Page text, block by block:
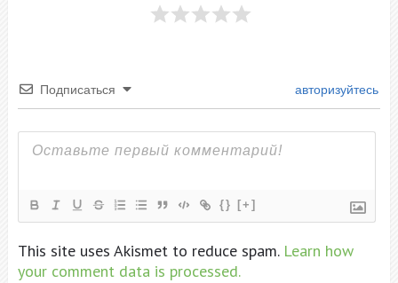
Подписаться авторизуйтесь
{} [+]
This site uses Akismet to reduce spam. Learn how
your comment data is processed.